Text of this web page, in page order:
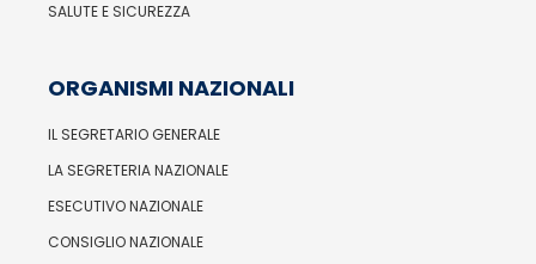
SALUTE E SICUREZZA
ORGANISMI NAZIONALI
IL SEGRETARIO GENERALE
LA SEGRETERIA NAZIONALE
ESECUTIVO NAZIONALE
CONSIGLIO NAZIONALE